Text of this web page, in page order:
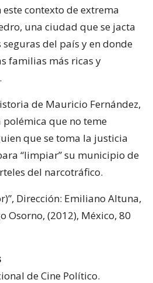
contexto de extrema
una ciudad que se jacta
del país y en donde
familias más ricas y
de Mauricio Fernández,
que no teme
que se toma la justicia
“limpiar” su municipio de
del narcotráfico.
Dirección: Emiliano Altuna,
Osorno, (2012), México, 80
de Cine Político.